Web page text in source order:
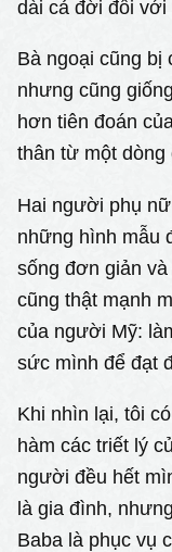
dài cả đời đối với
Bà ngoại cũng bị
nhưng cũng
hơn tiên đoán
thân từ một
Hai người phụ
những hình mẫu
sống đơn giản
cũng thật mạnh
của người Mỹ:
sức mình để đạt
Khi nhìn lại, tôi
hàm các triết lý
người đều hết
là gia đình,
Baba là phục vụ